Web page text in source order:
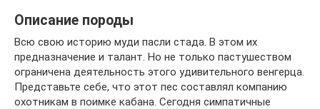
Описание породы
Всю свою историю муди пасли стада. В этом их
предназначение и талант. Но не только пастушеством
ограничена деятельность этого удивительного венгерца.
Представьте себе, что этот пес составлял компанию
охотникам в поимке кабана. Сегодня симпатичные